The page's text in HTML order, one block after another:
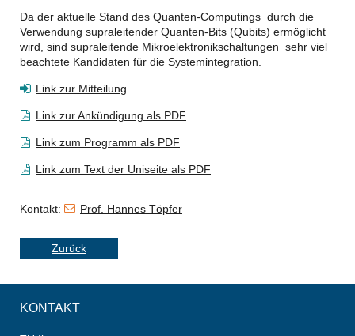
Da der aktuelle Stand des Quanten-Computings durch die
Verwendung supraleitender Quanten-Bits (Qubits) ermöglicht
wird, sind supraleitende Mikroelektronikschaltungen sehr viel
beachtete Kandidaten für die Systemintegration.
Link zur Mitteilung
Link zur Ankündigung als PDF
Link zum Programm als PDF
Link zum Text der Uniseite als PDF
Kontakt: Prof. Hannes Töpfer
Zurück
KONTAKT